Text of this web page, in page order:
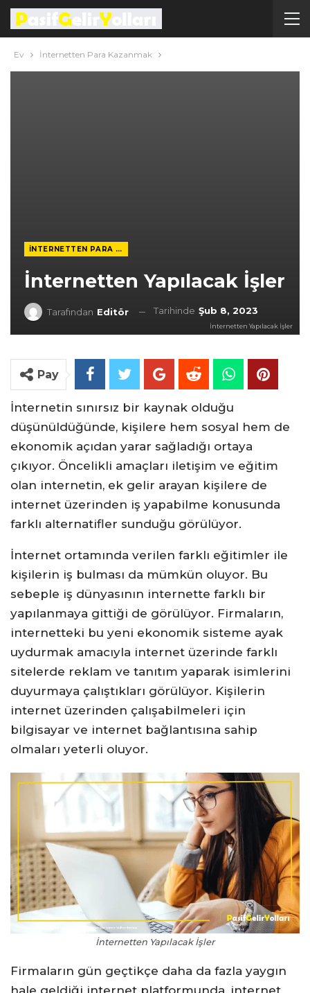
Ev İnternetten Para Kazanmak
İNTERNETTEN PARA KAZANMAK
İnternetten Yapılacak İşler
Tarafından Editör Tarihinde Şub 8, 2023
İnternetten Yapılacak İşler
Pay
İnternetin sınırsız bir kaynak olduğu
düşünüldüğünde, kişilere hem sosyal hem de
ekonomik açıdan yarar sağladığı ortaya
çıkıyor. Öncelikli amaçları iletişim ve eğitim
olan internetin, ek gelir arayan kişilere de
internet üzerinden iş yapabilme konusunda
farklı alternatifler sunduğu görülüyor.
İnternet ortamında verilen farklı eğitimler ile
kişilerin iş bulması da mümkün oluyor. Bu
sebeple iş dünyasının internette farklı bir
yapılanmaya gittiği de görülüyor. Firmaların,
internetteki bu yeni ekonomik sisteme ayak
uydurmak amacıyla internet üzerinde farklı
sitelerde reklam ve tanıtım yaparak isimlerini
duyurmaya çalıştıkları görülüyor. Kişilerin
internet üzerinden çalışabilmeleri için
bilgisayar ve internet bağlantısına sahip
olmaları yeterli oluyor.
İnternetten Yapılacak İşler
Firmaların gün geçtikçe daha da fazla yaygın